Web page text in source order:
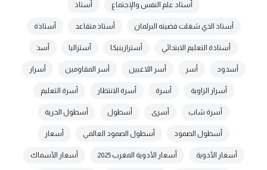
أستاد علم النفس والإجتماع أستاذ
أستاذ الذي شغلت قضيته البرلمان أستاذ متقاعد أستاذة
أستاذة التعليم الابتدائي أسترازينيكا أستراليا أسد
أسدود أسر أسر اللاعبين أسر المقاومين أسرار
أسرار الزاوية أسرة أسرة الانتظار أسرة التعليم
أسرة شاب أسرى أسطول أسطول الحرية
أسطول الصمود أسطول الصمود العالمي أسعار
أسعار الأدوية أسعار الأدوية المغرب 2025 أسعار الأسماك